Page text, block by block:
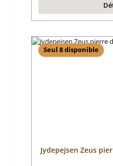
Seul 8 disponible
Jydepejsen Zeus